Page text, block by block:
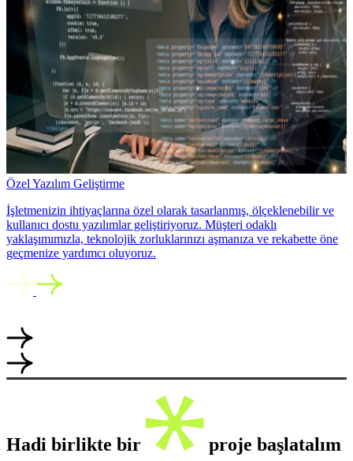
Özel Yazılım Geliştirme
İşletmenizin ihtiyaçlarına özel olarak tasarlanmış, ölçeklenebilir ve
kullanıcı dostu yazılımlar geliştiriyoruz. Müşteri odaklı
yaklaşımımızla, teknolojik zorluklarınızı aşmanıza ve rekabette öne
geçmenize yardımcı oluyoruz.
Hadi birlikte bir proje başlatalım